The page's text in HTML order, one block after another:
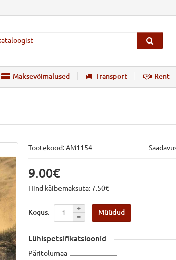
Maksevõimalused Transport Rent
Tootekood:AM1154
9.00€
Hind käibemaksuta: 7.50€
Kogus: Müüdud
Lühispetsifikatsioonid
Päritolumaa